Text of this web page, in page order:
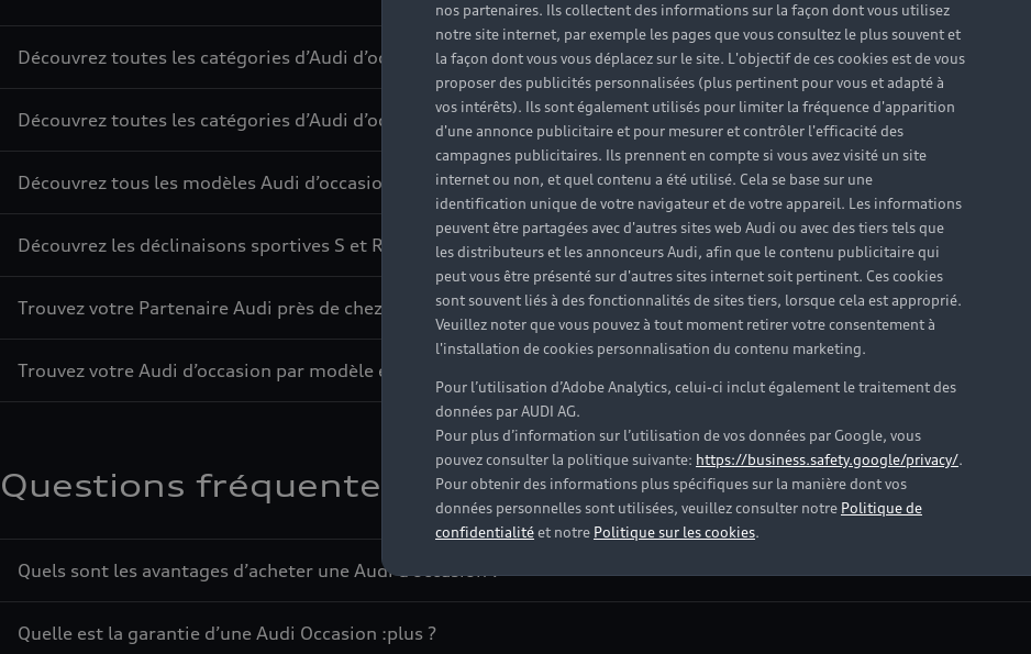
Découvrez toutes les catégories d’Audi d’occasion
Découvrez toutes les catégories d’Audi d’occasion
Découvrez tous les modèles Audi d’occasion
Découvrez les déclinaisons sportives S et RS d’occasion
Trouvez votre Partenaire Audi près de chez vous
Trouvez votre Audi d’occasion par modèle et par ville
Questions fréquentes sur les Audi d’occasion
Quels sont les avantages d’acheter une Audi d’occasion ?
Quelle est la garantie d’une Audi Occasion :plus ?
nos partenaires. Ils collectent des informations sur la façon dont vous utilisez
notre site internet, par exemple les pages que vous consultez le plus souvent et
la façon dont vous vous déplacez sur le site. L'objectif de ces cookies est de vous
proposer des publicités personnalisées (plus pertinent pour vous et adapté à
vos intérêts). Ils sont également utilisés pour limiter la fréquence d'apparition
d'une annonce publicitaire et pour mesurer et contrôler l'efficacité des
campagnes publicitaires. Ils prennent en compte si vous avez visité un site
internet ou non, et quel contenu a été utilisé. Cela se base sur une
identification unique de votre navigateur et de votre appareil. Les informations
peuvent être partagées avec d'autres sites web Audi ou avec des tiers tels que
les distributeurs et les annonceurs Audi, afin que le contenu publicitaire qui
peut vous être présenté sur d'autres sites internet soit pertinent. Ces cookies
sont souvent liés à des fonctionnalités de sites tiers, lorsque cela est approprié.
Veuillez noter que vous pouvez à tout moment retirer votre consentement à
l'installation de cookies personnalisation du contenu marketing.
Pour l’utilisation d’Adobe Analytics, celui-ci inclut également le traitement des
données par AUDI AG.
Pour plus d’information sur l’utilisation de vos données par Google, vous
pouvez consulter la politique suivante: https://business.safety.google/privacy/.
Pour obtenir des informations plus spécifiques sur la manière dont vos
données personnelles sont utilisées, veuillez consulter notre Politique de
confidentialitéet notre Politique sur les cookies.